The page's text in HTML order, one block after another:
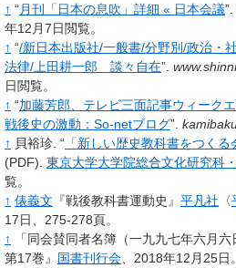
↑ “ 月刊「日本の息吹」詳細 « 日本会議”.
年12月7日閲覧。
↑ “/新日本出版社/一般書/分野別/政治・
法律/上田耕一郎 談々自在”.
日閲覧。
↑ “加藤芳郎、テレビ三面記事ウィーク
戦後史の激動：So-netブログ”.
↑ 貝裕珍. “ 「新しい歴史教科書をつく
(PDF). 東京大学大学院総合文化研究科
覧。
↑ 俵義文 『戦後教科書運動史』 平凡社 〈
17日、275-278頁。
↑
「同会賛同者名簿（一九九七年六月
第17巻』 国書刊行会 、2018年12月25日。